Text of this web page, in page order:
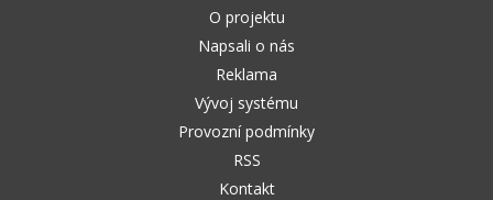
O projektu
Napsali o nás
Reklama
Vývoj systému
Provozní podmínky
RSS
Kontakt